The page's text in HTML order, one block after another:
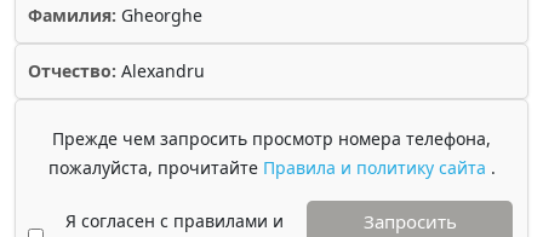
Фамилия: Gheorghe
Отчество: Alexandru
Прежде чем запросить просмотр номера телефона,
пожалуйста, прочитайте Правила и политику сайта .
Я согласен с правилами и
Запросить